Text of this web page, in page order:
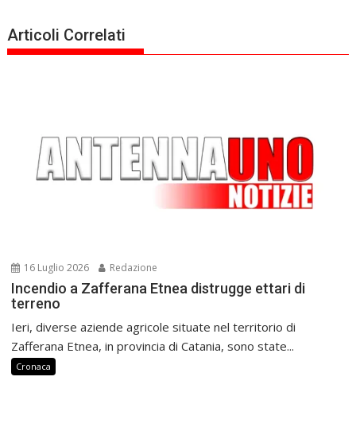
Articoli Correlati
16 Luglio 2026 Redazione
Incendio a Zafferana Etnea distrugge ettari di
terreno
Ieri, diverse aziende agricole situate nel territorio di
Zafferana Etnea, in provincia di Catania, sono state...
Cronaca